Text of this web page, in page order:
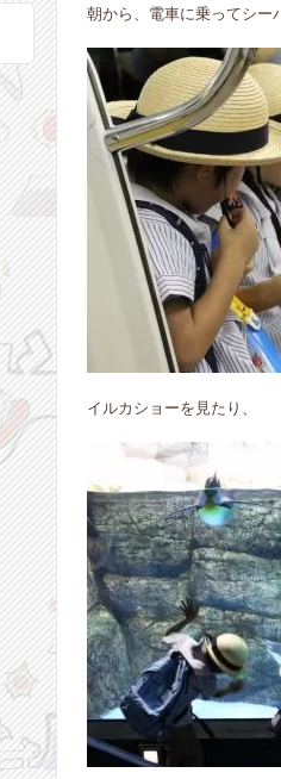
朝から、電車に乗ってシー
イルカショーを見たり、